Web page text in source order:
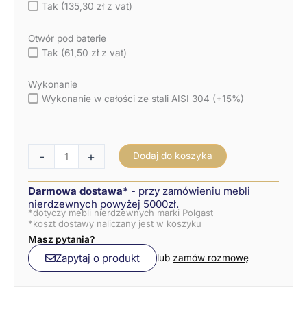
Tak (135,30 zł z vat)
Otwór pod baterie
Tak (61,50 zł z vat)
Wykonanie
Wykonanie w całości ze stali AISI 304 (+15%)
- + Dodaj do koszyka
Darmowa dostawa* - przy zamówieniu mebli
nierdzewnych powyżej 5000zł.
*dotyczy mebli nierdzewnych marki Polgast
*koszt dostawy naliczany jest w koszyku
Masz pytania?
Zapytaj o produkt lub zamów rozmowę